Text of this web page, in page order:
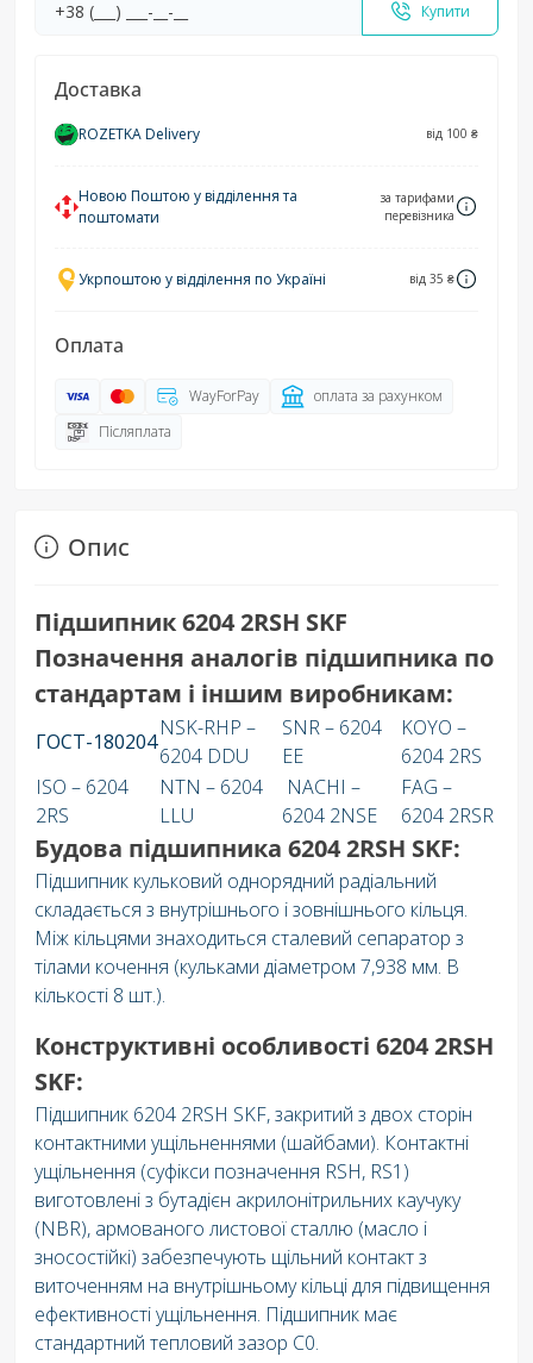
Купити
Доставка
ROZETKA Delivery від 100 ₴
Новою Поштою у відділення та
поштомати
за тарифами
перевізника
Укрпоштою у відділення по Україні від 35 ₴
Оплата
WayForPay
оплата за рахунком
Післяплата
Опис
Підшипник 6204 2RSH SKF
Позначення аналогів підшипника по
стандартам і іншим виробникам:
ГОСТ-180204
NSK-RHP –
6204 DDU
SNR – 6204
EE
KOYO –
6204 2RS
ISO – 6204
2RS
NTN – 6204
LLU
NACHI –
6204 2NSE
FAG –
6204 2RSR
Будова підшипника 6204 2RSH SKF:
Підшипник кульковий однорядний радіальний
складається з внутрішнього і зовнішнього кільця.
Між кільцями знаходиться сталевий сепаратор з
тілами кочення (кульками діаметром 7,938 мм. В
кількості 8 шт.).
Конструктивні особливості 6204 2RSH
SKF:
Підшипник 6204 2RSH SKF, закритий з двох сторін
контактними ущільненнями (шайбами). Контактні
ущільнення (суфікси позначення RSH, RS1)
виготовлені з бутадієн акрилонітрильних каучуку
(NBR), армованого листової сталлю (масло і
зносостійкі) забезпечують щільний контакт з
виточенням на внутрішньому кільці для підвищення
ефективності ущільнення. Підшипник має
стандартний тепловий зазор C0.